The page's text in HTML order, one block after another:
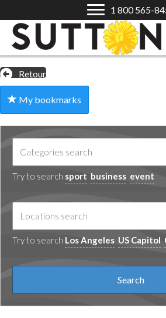
1 800 565-
Retour
My bookmarks
Try to search sport business event
Try to search Los Angeles US Capitol